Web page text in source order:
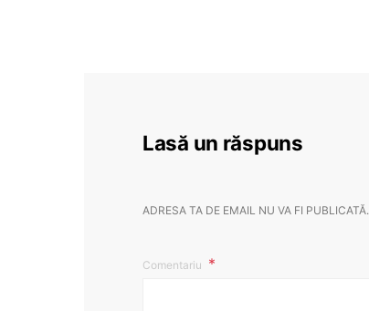
Lasă un răspuns
ADRESA TA DE EMAIL NU VA FI PUBLICATĂ.
Comentariu